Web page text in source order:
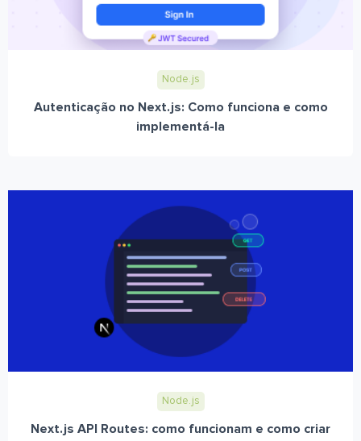
Node.js
Autenticação no Next.js: Como funciona e como
implementá-la
Node.js
Next.js API Routes: como funcionam e como criar